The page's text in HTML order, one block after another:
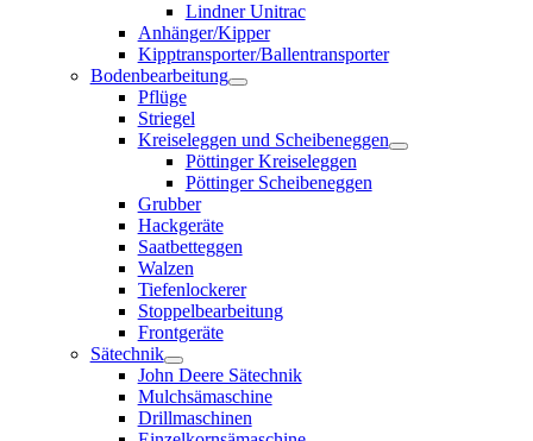
Lindner Unitrac
Anhänger/Kipper
Kipptransporter/Ballentransporter
Bodenbearbeitung
Pflüge
Striegel
Kreiseleggen und Scheibeneggen
Pöttinger Kreiseleggen
Pöttinger Scheibeneggen
Grubber
Hackgeräte
Saatbetteggen
Walzen
Tiefenlockerer
Stoppelbearbeitung
Frontgeräte
Sätechnik
John Deere Sätechnik
Mulchsämaschine
Drillmaschinen